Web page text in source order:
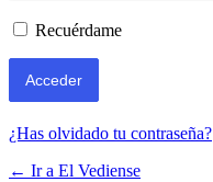
Recuérdame
¿Has olvidado tu contraseña?
← Ir a El Vediense